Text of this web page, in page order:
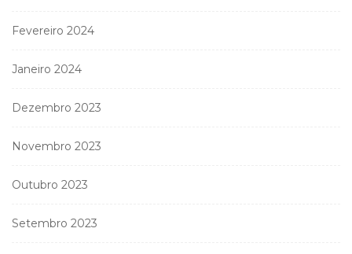
Fevereiro 2024
Janeiro 2024
Dezembro 2023
Novembro 2023
Outubro 2023
Setembro 2023